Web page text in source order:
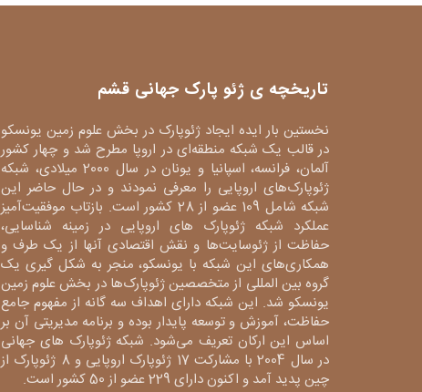
تاریخچه ی ژئو پارک جهانی قشم
نخستین بار ایده ایجاد ژئوپارک در بخش علوم زمین یونسکو
در قالب یک شبکه منطقه‌ای در اروپا مطرح شد و چهار کشور
آلمان، فرانسه، اسپانیا و یونان در سال 2000 میلادی، شبکه
ژئوپارک‌های اروپایی را معرفی نمودند و در حال حاضر این
شبکه شامل 109 عضو از 28 کشور است. بازتاب موفقیت‌آمیز
عملکرد شبکه ژئوپارک های اروپایی در زمینه شناسایی،
حفاظت از ژئوسایت‌ها و نقش اقتصادی آنها از یک طرف و
همکاری‌های این شبکه با یونسکو، منجر به شکل گیری یک
گروه بین المللی از متخصصین ژئوپارک‌ها در بخش علوم زمین
یونسکو شد. این شبکه دارای اهداف سه گانه از مفهوم جامع
حفاظت، آموزش و توسعه پایدار بوده و برنامه مدیریتی آن بر
اساس این ارکان تعریف می‌شود. شبکه ژئوپارک های جهانی
در سال 2004 با مشارکت 17 ژئوپارک اروپایی و 8 ژئوپارک از
چین پدید آمد و اکنون دارای 229 عضو از 50 کشور است.